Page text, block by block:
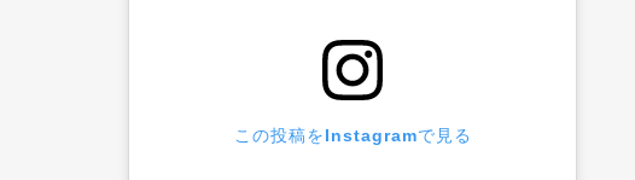
この投稿をInstagramで見る